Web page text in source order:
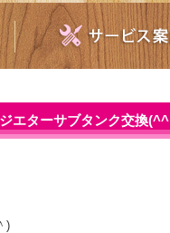
ターサブタンク交換(^^
)